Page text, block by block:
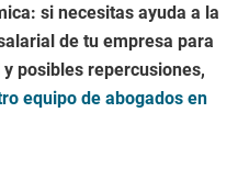
si necesitas ayuda a la
de tu empresa para
posibles repercusiones,
equipo de abogados en